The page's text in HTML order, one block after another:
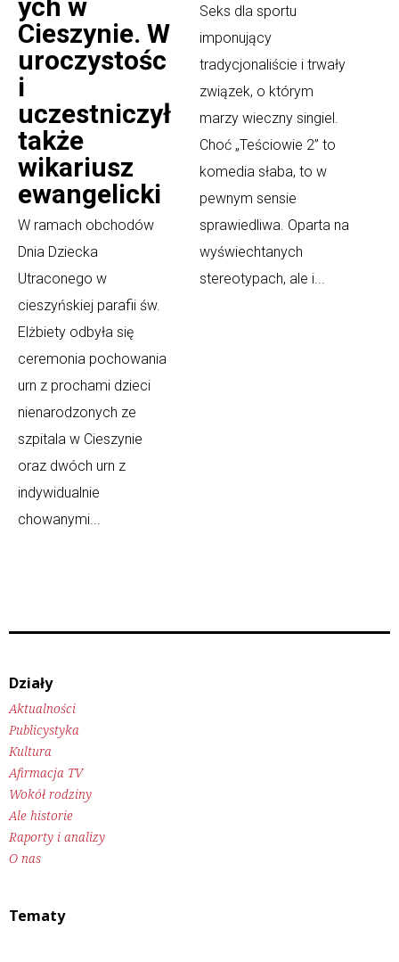
ych w
Cieszynie. W
uroczystośc
i
uczestniczył
także
wikariusz
ewangelicki
W ramach obchodów
Dnia Dziecka
Utraconego w
cieszyńskiej parafii św.
Elżbiety odbyła się
ceremonia pochowania
urn z prochami dzieci
nienarodzonych ze
szpitala w Cieszynie
oraz dwóch urn z
indywidualnie
chowanymi...
Seks dla sportu
imponujący
tradycjonaliście i trwały
związek, o którym
marzy wieczny singiel.
Choć „Teściowie 2” to
komedia słaba, to w
pewnym sensie
sprawiedliwa. Oparta na
wyświechtanych
stereotypach, ale i...
Działy
Aktualności
Publicystyka
Kultura
Afirmacja TV
Wokół rodziny
Ale historie
Raporty i analizy
O nas
Tematy